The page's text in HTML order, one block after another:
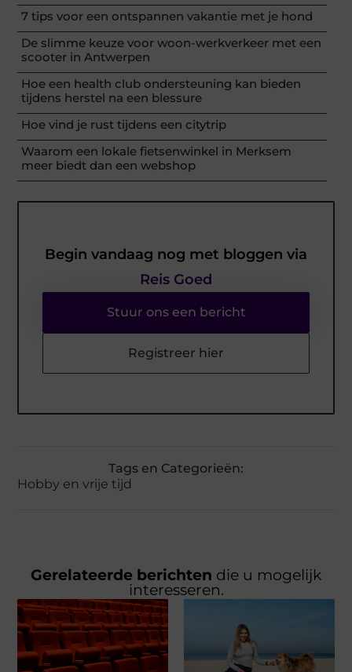
7 tips voor een ontspannen vakantie met je hond
De slimme keuze voor woon-werkverkeer met een
scooter in Antwerpen
Hoe een health club ondersteuning kan bieden
tijdens herstel na een blessure
Hoe vind je rust tijdens een citytrip
Waarom een lokale fietsenwinkel in Merksem
meer biedt dan een webshop
Begin vandaag nog met bloggen via
Reis Goed
Stuur ons een bericht
Registreer hier
Tags en Categorieën:
Hobby en vrije tijd
Gerelateerde berichten die u mogelijk
interesseren.